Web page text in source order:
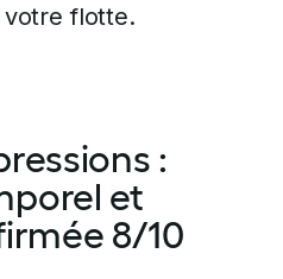
votre flotte.
:
et
8/10